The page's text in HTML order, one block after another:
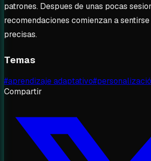
patrones. Despues de unas pocas
recomendaciones comienzan a
precisas.
Temas
#aprendizaje adaptativo#
Compartir